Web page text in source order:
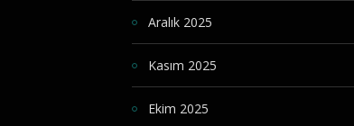
Aralık 2025
Kasım 2025
Ekim 2025